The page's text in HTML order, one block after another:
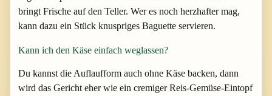
bringt Frische auf den Teller. Wer es noch herzhafter mag,
kann dazu ein Stück knuspriges Baguette servieren.
Kann ich den Käse einfach weglassen?
Du kannst die Auflaufform auch ohne Käse backen, dann
wird das Gericht eher wie ein cremiger Reis-Gemüse-Eintopf